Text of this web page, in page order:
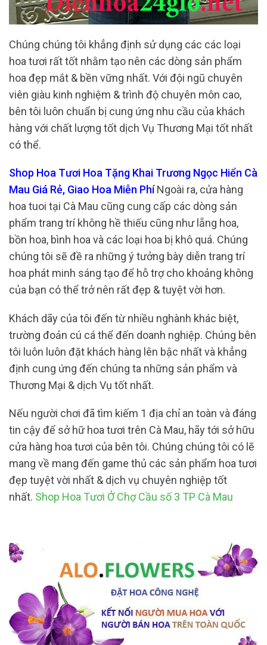
Chúng chúng tôi khẳng định sử dụng các các loại
hoa tươi rất tốt nhằm tạo nên các dòng sản phẩm
hoa đẹp mắt & bền vững nhất. Với đội ngũ chuyên
viên giàu kinh nghiệm & trình độ chuyên môn cao,
bên tôi luôn chuẩn bị cung ứng nhu cầu của khách
hàng với chất lượng tốt dịch Vụ Thương Mại tốt nhất
có thể.
Shop Hoa Tươi Hoa Tặng Khai Trương Ngọc Hiển Cà
Mau Giá Rẻ, Giao Hoa Miễn PhíNgoài ra, cửa hàng
hoa tuoi tại Cà Mau cũng cung cấp các dòng sản
phẩm trang trí không hề thiếu cũng như lẵng hoa,
bồn hoa, bình hoa và các loại hoa bị khô quá. Chúng
chúng tôi sẽ đề ra những ý tưởng bày diễn trang trí
hoa phát minh sáng tạo để hỗ trợ cho khoảng không
của bạn có thể trở nên rất đẹp & tuyệt vời hơn.
Khách dãy của tôi đến từ nhiều nghành khác biệt,
trường đoản cú cá thể đến doanh nghiệp. Chúng bên
tôi luôn luôn đặt khách hàng lên bậc nhất và khẳng
định cung ứng đến chúng ta những sản phẩm và
Thương Mại & dịch Vụ tốt nhất.
Nếu người chơi đã tìm kiếm 1 địa chỉ an toàn và đáng
tin cậy để sở hữ hoa tươi trên Cà Mau, hãy tới sở hữu
cửa hàng hoa tươi của bên tôi. Chúng chúng tôi có lẽ
mang về mang đến game thủ các sản phẩm hoa tươi
đẹp tuyệt vời nhất & dịch vụ chuyên nghiệp tốt
nhất. Shop Hoa Tươi Ở Chợ Cầu số 3 TP Cà Mau